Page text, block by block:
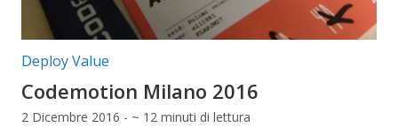
Categorie articolo:
Deploy Value
Codemotion Milano 2016
2 Dicembre 2016 - ~ 12 minuti di lettura